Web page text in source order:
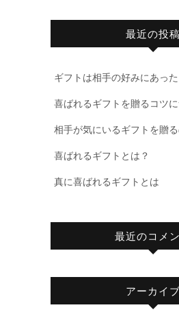
最近の投稿
ギフトは相手の好みにあっ
喜ばれるギフトを贈るコツ
相手が気にいるギフトを贈
喜ばれるギフトとは？
真に喜ばれるギフトとは
最近のコメ
アーカイブ